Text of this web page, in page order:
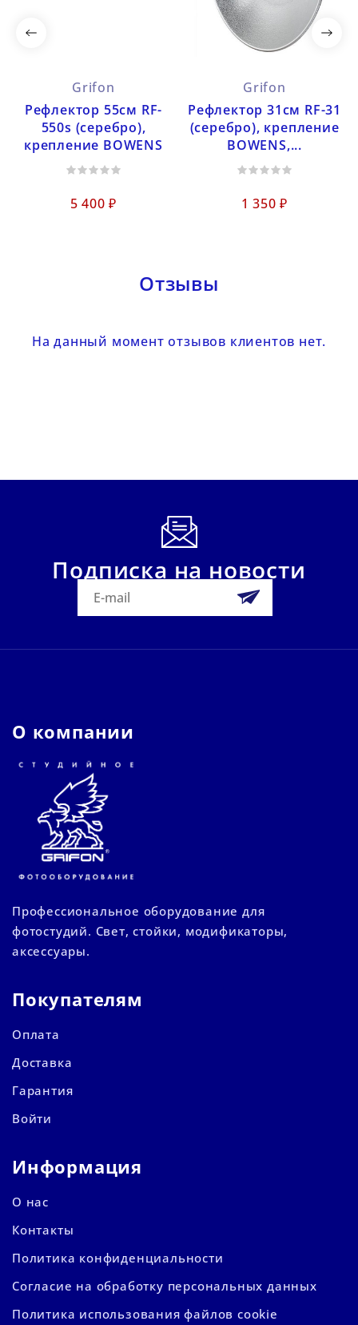
Grifon
Рефлектор 55см RF-
550s (серебро),
крепление BOWENS
5 400 ₽
Grifon
Рефлектор 31см RF-31
(серебро), крепление
BOWENS,...
1 350 ₽
Отзывы
На данный момент отзывов клиентов нет.
Подписка на новости
О компании
Профессиональное оборудование для
фотостудий. Свет, стойки, модификаторы,
аксессуары.
Покупателям
Оплата
Доставка
Гарантия
Войти
Информация
О нас
Контакты
Политика конфиденциальности
Согласие на обработку персональных данных
Политика использования файлов cookie